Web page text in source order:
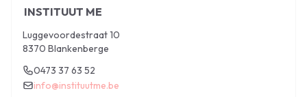
INSTITUUT ME
Luggevoordestraat 10
8370 Blankenberge
0473 37 63 52
info@instituutme.be